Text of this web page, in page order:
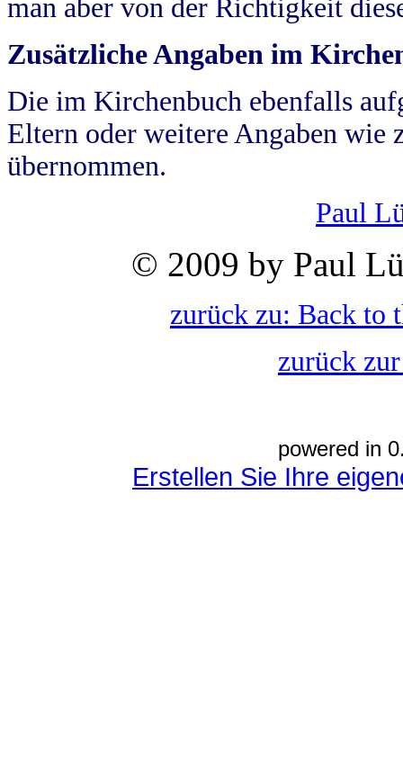
man aber von der Richtigkeit
Zusätzliche Angaben im
Die im Kirchenbuch ebenfalls
Eltern oder weitere Angaben wie
übernommen.
Paul
© 2009 by Paul
zurück zu: Back to
zurück
powered in
Erstellen Sie Ihre